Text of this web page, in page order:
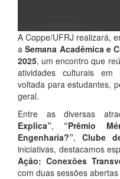
A Coppe/UFRJ realizará,
aSemana Acadêmica e
2025, um encontro que
atividades culturais em
voltada para estudantes,
geral.
Entre as diversas
Explica”, “Prêmio
Engenharia?”,Clube
iniciativas, destacamos
Ação: Conexões
com duas sessões